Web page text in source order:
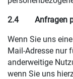
2.4 Anfragen
Wenn Sie uns
Mail-Adresse nur
anderweitige
wenn Sie uns